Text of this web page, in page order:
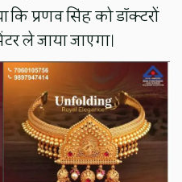
प्रणव सिंह को डॉक्टरों
ले जाया जाएगा।